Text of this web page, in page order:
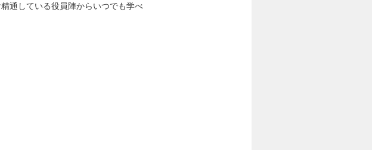
通している役員陣からいつでも学べ